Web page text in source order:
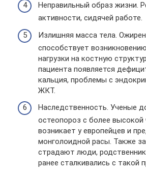
Неправильный образ жизни.
активности, сидячей работе.
Излишняя масса тела.
способствует
нагрузки на костную
пациента появляется
кальция, проблемы с
ЖКТ.
Наследственность. Ученые
остеопороз с более высокой
возникает у европейцев и
монголоидной расы. Также
страдают люди,
ранее сталкивались с такой